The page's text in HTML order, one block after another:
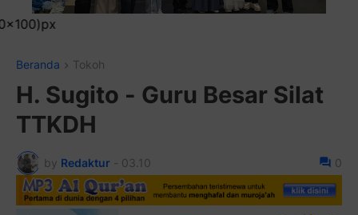
Beranda Tokoh
H. Sugito - Guru Besar Silat
TTKDH
by Redaktur - 03.10 0